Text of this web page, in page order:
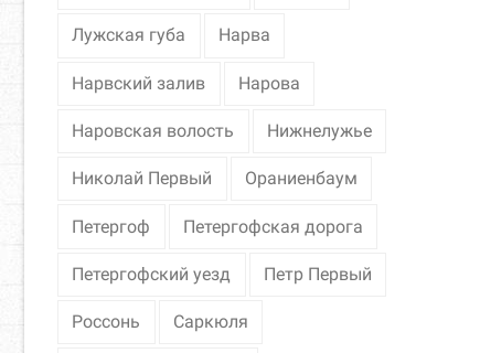
Лужская губа Нарва
Нарвский залив Нарова
Наровская волость Нижнелужье
Николай Первый Ораниенбаум
Петергоф Петергофская дорога
Петергофский уезд Петр Первый
Россонь Саркюля